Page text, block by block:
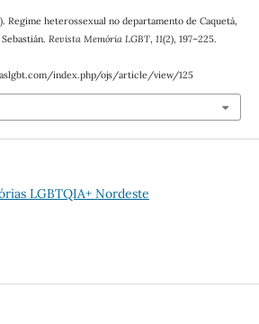
Regime heterossexual no departamento de Caquetá,
Revista Memória LGBT, 11(2), 197–225.
index.php/ojs/article/view/125
LGBTQIA+ Nordeste